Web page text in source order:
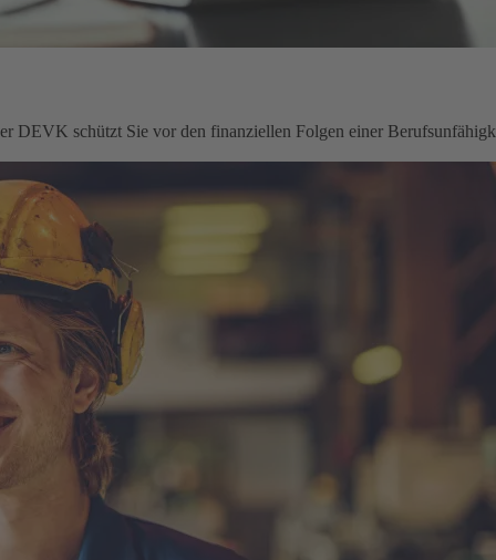
DEVK schützt Sie vor den finanziellen Folgen einer